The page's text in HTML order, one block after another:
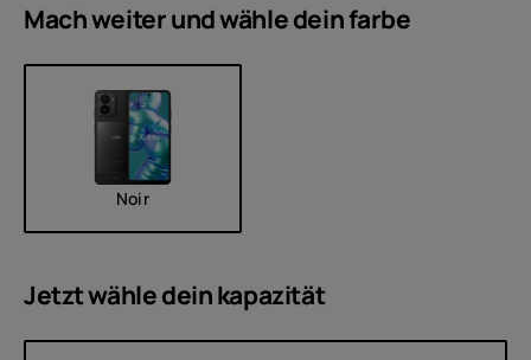
Mach weiter und wähle deinfarbe
Noir
Jetzt wähle deinkapazität